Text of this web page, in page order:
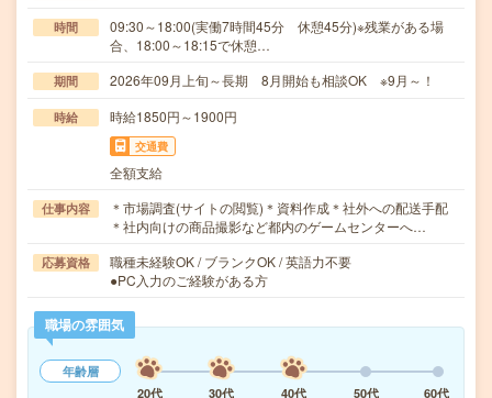
時間
09:30～18:00(実働7時間45分 休憩45分)※残業がある場
合、18:00～18:15で休憩…
期間 2026年09月上旬～長期 8月開始も相談OK ※9月～！
時給 時給1850円～1900円
交通費
全額支給
仕事内容
＊市場調査(サイトの閲覧)＊資料作成＊社外への配送手配
＊社内向けの商品撮影など都内のゲームセンターへ…
応募資格
職種未経験OK / ブランクOK / 英語力不要
●PC入力のご経験がある方
職場の雰囲気
年齢層
20代
30代 40代 50代
60代